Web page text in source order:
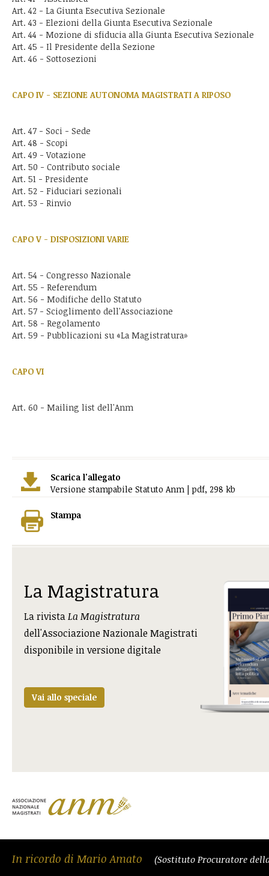
Art. 42 - La Giunta Esecutiva Sezionale
Art. 43 - Elezioni della Giunta Esecutiva Sezionale
Art. 44 - Mozione di sfiducia alla Giunta Esecutiva Sezionale
Art. 45 - Il Presidente della Sezione
Art. 46 - Sottosezioni
CAPO IV - SEZIONE AUTONOMA MAGISTRATI A RIPOSO
Art. 47 - Soci - Sede
Art. 48 - Scopi
Art. 49 - Votazione
Art. 50 - Contributo sociale
Art. 51 - Presidente
Art. 52 - Fiduciari sezionali
Art. 53 - Rinvio
CAPO V - DISPOSIZIONI VARIE
Art. 54 - Congresso Nazionale
Art. 55 - Referendum
Art. 56 - Modifiche dello Statuto
Art. 57 - Scioglimento dell'Associazione
Art. 58 - Regolamento
Art. 59 - Pubblicazioni su «La Magistratura»
CAPO VI
Art. 60 - Mailing list dell'Anm
Scarica l'allegato
Versione stampabile Statuto Anm | pdf, 298 kb
Stampa
La Magistratura
La rivistaLa Magistratura
dell'Associazione Nazionale Magistrati
disponibile in versione digitale
Vai allo speciale
In ricordo di Mario Amato (Sostituto Procuratore